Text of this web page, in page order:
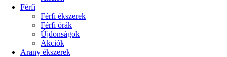
Férfi
Férfi ékszerek
Férfi órák
Újdonságok
Akciók
Arany ékszerek